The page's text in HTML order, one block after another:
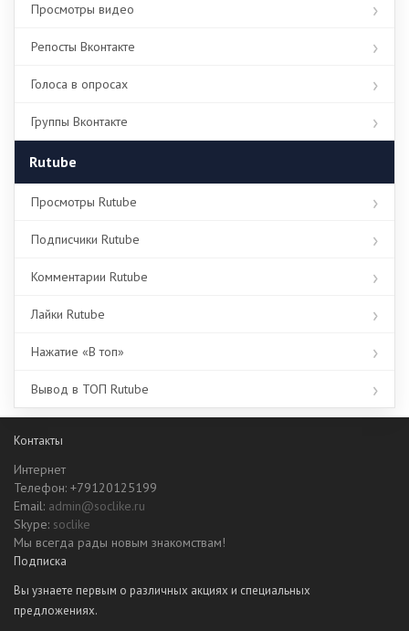
Просмотры видео
Репосты Вконтакте
Голоса в опросах
Группы Вконтакте
Rutube
Просмотры Rutube
Подписчики Rutube
Комментарии Rutube
Лайки Rutube
Нажатие «В топ»
Вывод в ТОП Rutube
Контакты
Интернет
Телефон: +79120125199
Email: admin@soclike.ru
Skype: soclike
Мы всегда рады новым знакомствам!
Подписка
Вы узнаете первым о различных акциях и специальных
предложениях.